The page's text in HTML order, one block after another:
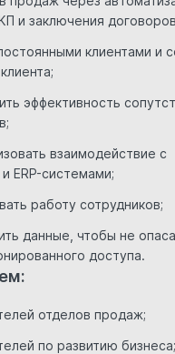
и заключения
клиентами и
эффективность
взаимодействие с
ERP-системами;
работу сотрудников;
данные, чтобы не
доступа.
отделов продаж;
по развитию бизнеса;